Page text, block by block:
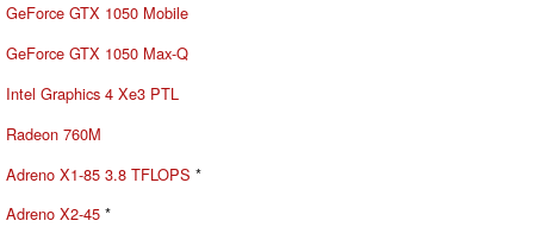
GeForce GTX 1050 Mobile
GeForce GTX 1050 Max-Q
Intel Graphics 4 Xe3 PTL
Radeon 760M
Adreno X1-85 3.8 TFLOPS *
Adreno X2-45 *